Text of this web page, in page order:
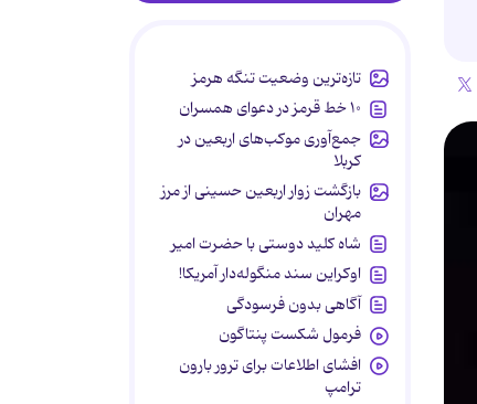
تازه‌ترین وضعیت تنگه هرمز
۱۰ خط قرمز در دعوای همسران
جمع‌آوری موکب‌های اربعین در
کربلا
بازگشت زوار اربعین حسینی از مرز
مهران
شاه کلید دوستی با حضرت امیر
اوکراین سند منگوله‌دار آمریکا!
آگاهی بدون فرسودگی
فرمول شکست پنتاگون
افشای اطلاعات برای ترور بارون
ترامپ